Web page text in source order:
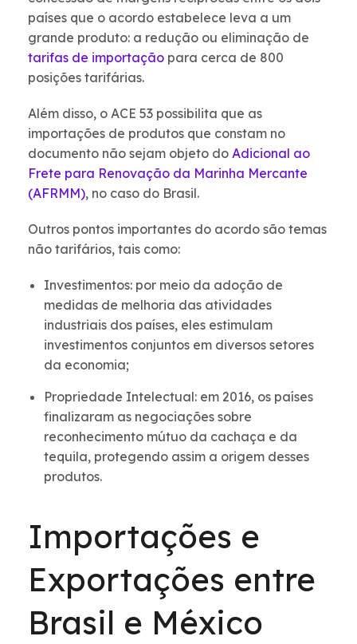
países que o acordo estabelece leva a um
grande produto: a redução ou eliminação de
tarifas de importação para cerca de 800
posições tarifárias.
Além disso, o ACE 53 possibilita que as
importações de produtos que constam no
documento não sejam objeto do Adicional ao
Frete para Renovação da Marinha Mercante
(AFRMM), no caso do Brasil.
Outros pontos importantes do acordo são temas
não tarifários, tais como:
Investimentos: por meio da adoção de
medidas de melhoria das atividades
industriais dos países, eles estimulam
investimentos conjuntos em diversos setores
da economia;
Propriedade Intelectual: em 2016, os países
finalizaram as negociações sobre
reconhecimento mútuo da cachaça e da
tequila, protegendo assim a origem desses
produtos.
Importações e
Exportações entre
Brasil e México